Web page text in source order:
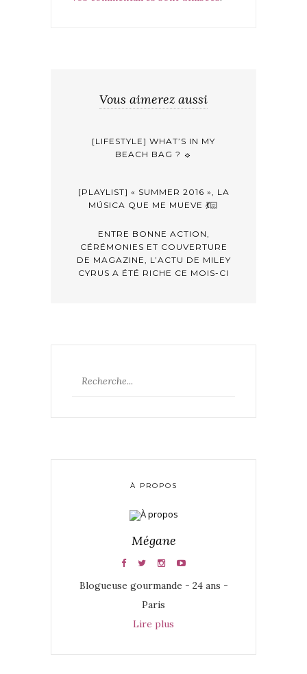
Vous aimerez aussi
[LIFESTYLE] WHAT’S IN MY
BEACH BAG ? ☼
[PLAYLIST] « SUMMER 2016 », LA
MÚSICA QUE ME MUEVE 💃🏻
ENTRE BONNE ACTION,
CÉRÉMONIES ET COUVERTURE
DE MAGAZINE, L’ACTU DE MILEY
CYRUS A ÉTÉ RICHE CE MOIS-CI
À PROPOS
Mégane
Blogueuse gourmande - 24 ans -
Paris
Lire plus